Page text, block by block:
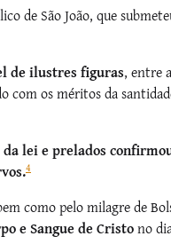
de São João, que
de ilustres figuras, entre
com os méritos da
lei e prelados
4
como pelo milagre de
e Sangue de Cristono